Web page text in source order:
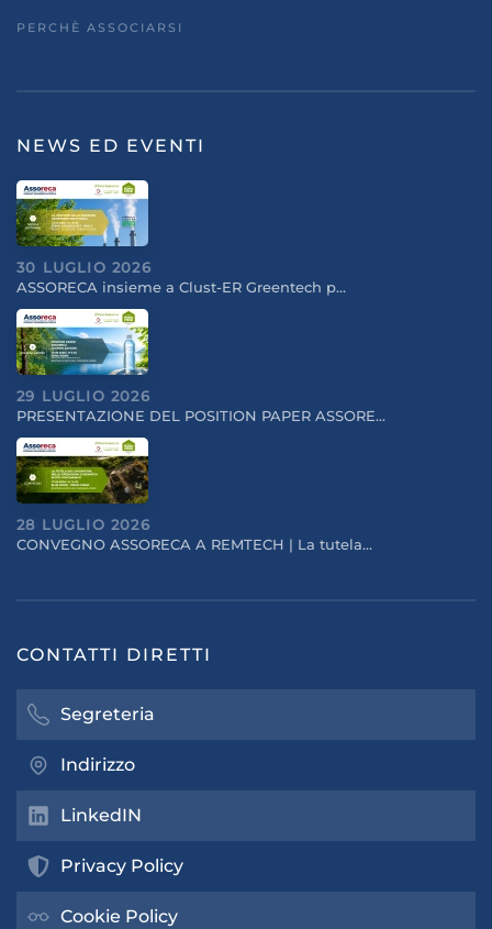
PERCHÈ ASSOCIARSI
NEWS ED EVENTI
30 LUGLIO 2026
ASSORECA insieme a Clust-ER Greentech p…
29 LUGLIO 2026
PRESENTAZIONE DEL POSITION PAPER ASSORE…
28 LUGLIO 2026
CONVEGNO ASSORECA A REMTECH | La tutela…
CONTATTI DIRETTI
Segreteria
Indirizzo
LinkedIN
Privacy Policy
Cookie Policy